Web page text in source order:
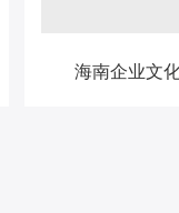
海南企业文